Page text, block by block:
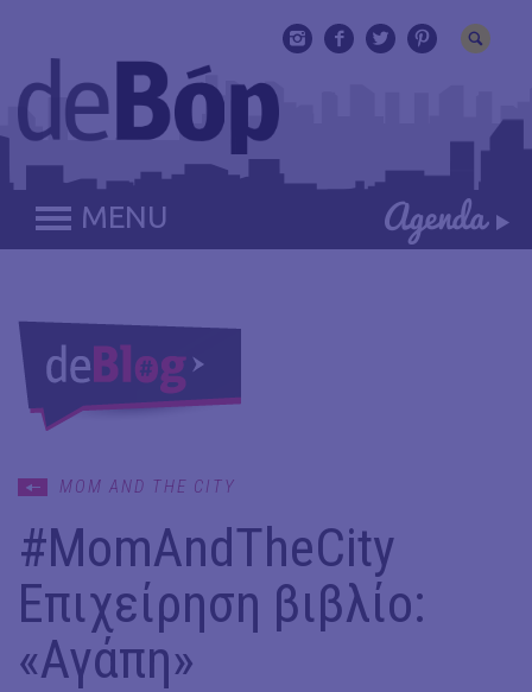
MENU
MOM AND THE CITY
#MomAndTheCity
Επιχείρηση βιβλίο:
«Αγάπη»